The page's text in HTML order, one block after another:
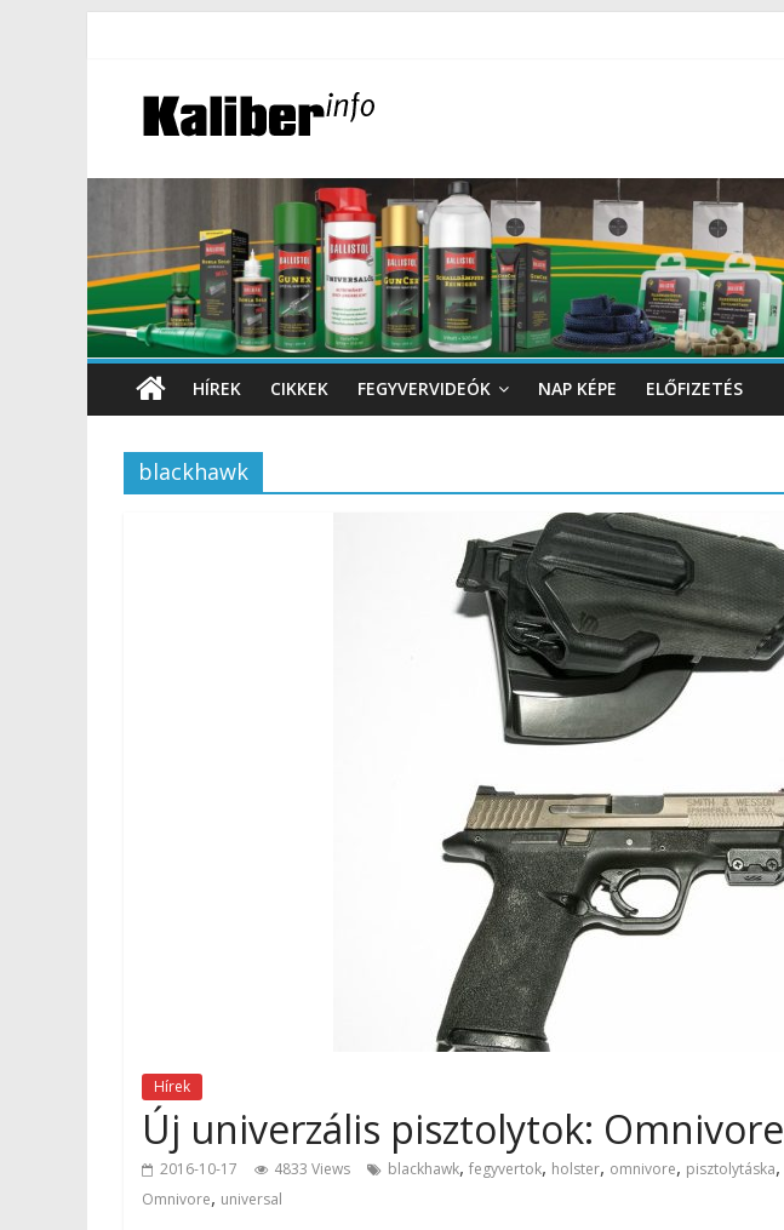
HÍREK CIKKEK FEGYVERVIDEÓK NAP KÉPE ELŐFIZETÉS
blackhawk
Hírek
Új univerzális pisztolytok: Omnivore
2016-10-17 4833 Views blackhawk, fegyvertok, holster, omnivore, pisztolytáska,
Omnivore, universal